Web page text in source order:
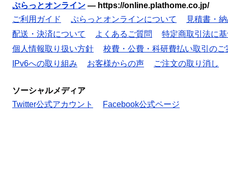
ぷらっとオンライン — https://online.plathome.co.jp/
ご利用ガイド
ぷらっとオンラインについて
見積書・
配送・決済について
よくあるご質問
特定商取引法に
個人情報取り扱い方針
校費・公費・科研費払い取引のご
IPv6への取り組み
お客様からの声 ご注文の取り消し
ソーシャルメディア
Twitter公式アカウント
Facebook公式ページ